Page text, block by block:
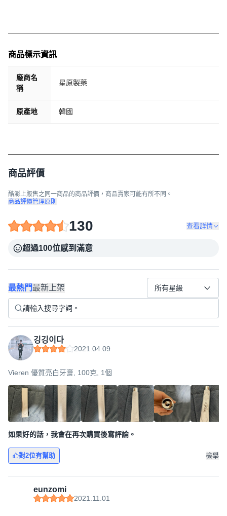
商品標示資訊
廠商名
稱
星原製藥
原產地 韓國
商品評價
酷澎上販售之同一商品的商品評價，商品賣家可能有所不同。
商品評價管理原則
130 查看詳情
超過100位感到滿意
最熱門最新上架 所有星級
깅깅이다
2021.04.09
Vieren 優質亮白牙膏, 100克, 1個
如果好的話，我會在再次購買後寫評論。
對2位有幫助 檢舉
eunzomi
2021.11.01